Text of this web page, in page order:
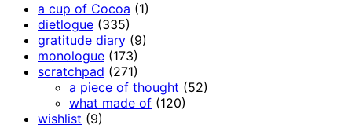
a cup of Cocoa (1)
dietlogue (335)
gratitude diary (9)
monologue (173)
scratchpad (271)
a piece of thought (52)
what made of (120)
wishlist (9)